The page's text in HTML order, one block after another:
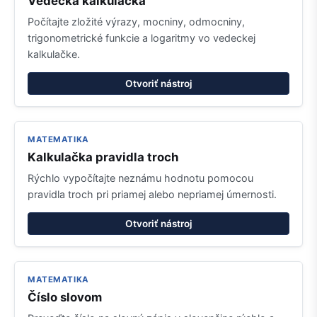
Počítajte zložité výrazy, mocniny, odmocniny,
trigonometrické funkcie a logaritmy vo vedeckej
kalkulačke.
Otvoriť nástroj
MATEMATIKA
Kalkulačka pravidla troch
Rýchlo vypočítajte neznámu hodnotu pomocou
pravidla troch pri priamej alebo nepriamej úmernosti.
Otvoriť nástroj
MATEMATIKA
Číslo slovom